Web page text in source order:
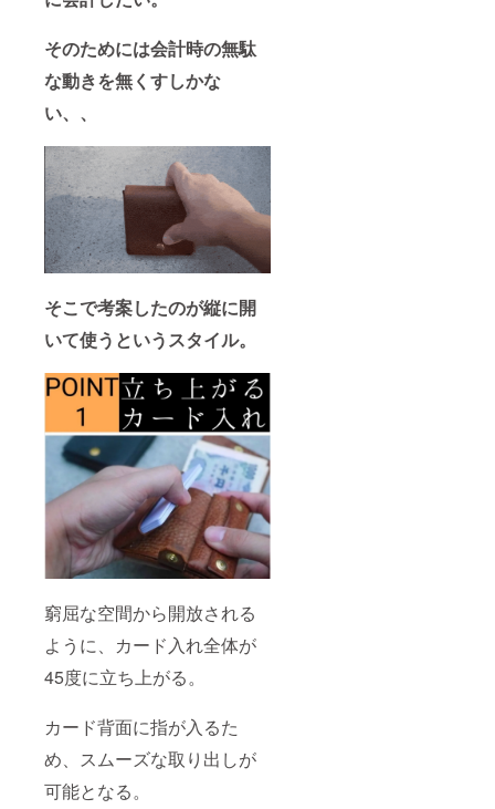
そのためには会計時の無駄
な動きを無くすしかな
い、、
そこで考案したのが縦に開
いて使うというスタイル。
窮屈な空間から開放される
ように、カード入れ全体が
45度に立ち上がる。
カード背面に指が入るた
め、スムーズな取り出しが
可能となる。